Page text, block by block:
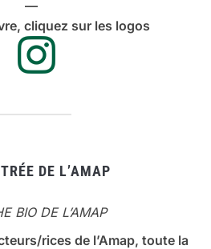
—
cliquez sur les logos
DE L’AMAP
BIO DE L’AMAP
rices de l’Amap, toute la